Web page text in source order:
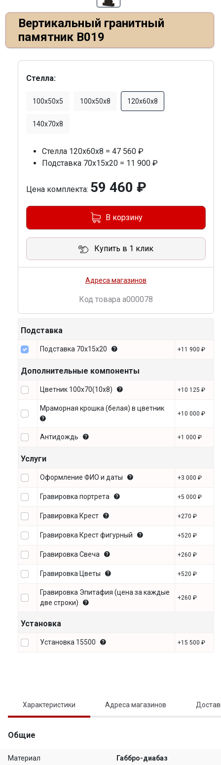
Вертикальный гранитный
памятник В019
Подставка
Подставка 70х15х20 +11 900 ₽
Дополнительные компоненты
Цветник 100х70(10х8) +10 125 ₽
Мраморная крошка (белая) в цветник
+10 000 ₽
Антидождь +1 000 ₽
Услуги
Оформление ФИО и даты +3 000 ₽
Гравировка портрета +5 000 ₽
Гравировка Крест +270 ₽
Гравировка Крест фигурный +520 ₽
Гравировка Свеча +260 ₽
Гравировка Цветы +520 ₽
Гравировка Эпитафия (цена за каждые
две строки)
+260 ₽
Установка
Установка 15500 +15 500 ₽
Стелла:
100х50х5 100х50х8 120х60х8
140х70х8
Стелла 120х60х8 = 47 560 ₽
Подставка 70х15х20 = 11 900 ₽
Цена комплекта: 59 460 ₽
В корзину
Купить в 1 клик
Адреса магазинов
Код товара a000078
Характеристики Адреса магазинов
Общие
Материал Габбро-диабаз